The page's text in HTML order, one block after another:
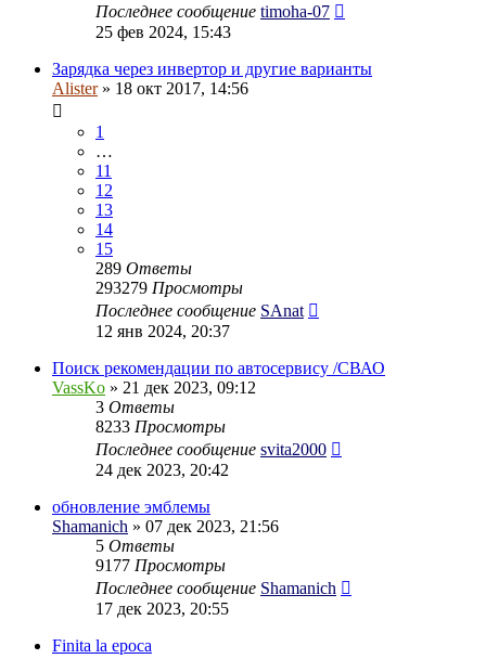
Последнее сообщение timoha-07
25 фев 2024, 15:43
Зарядка через инвертор и другие варианты
Alister» 18 окт 2017, 14:56
1
…
11
12
13
14
15
289 Ответы
293279 Просмотры
Последнее сообщение SAnat
12 янв 2024, 20:37
Поиск рекомендации по автосервису /СВАО
VassKo » 21 дек 2023, 09:12
3 Ответы
8233 Просмотры
Последнее сообщение svita2000
24 дек 2023, 20:42
обновление эмблемы
Shamanich » 07 дек 2023, 21:56
5 Ответы
9177 Просмотры
Последнее сообщение Shamanich
17 дек 2023, 20:55
Finita la epoca